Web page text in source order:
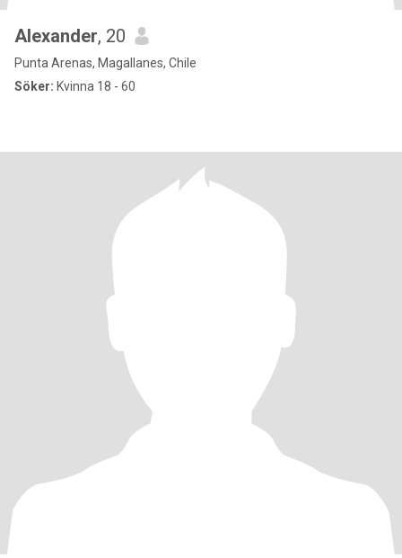
Alexander, 20
Punta Arenas, Magallanes, Chile
Söker: Kvinna 18 - 60